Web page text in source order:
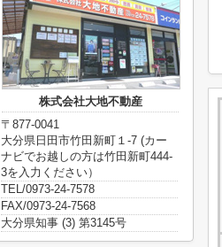
株式会社大地不動産
〒877-0041
大分県日田市竹田新町１-7 (カー
ナビでお越しの方は竹田新町444-
3を入力ください）
TEL/0973-24-7578
FAX/0973-24-7568
大分県知事 (3) 第3145号